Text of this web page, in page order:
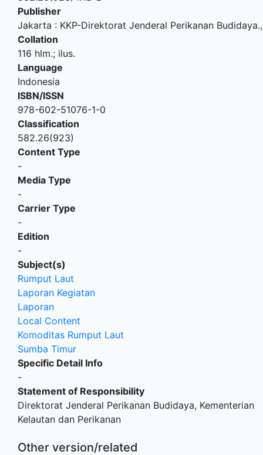
Publisher
Jakarta : KKP-Direktorat Jenderal Perikanan Budidaya
Collation
116 hlm.; ilus.
Language
Indonesia
ISBN/ISSN
978-602-51076-1-0
Classification
582.26(923)
Content Type
-
Media Type
-
Carrier Type
-
Edition
-
Subject(s)
Rumput Laut
Laporan Kegiatan
Laporan
Local Content
Komoditas Rumput Laut
Sumba Timur
Specific Detail Info
-
Statement of Responsibility
Direktorat Jenderal Perikanan Budidaya, Kementerian
Kelautan dan Perikanan
Other version/related